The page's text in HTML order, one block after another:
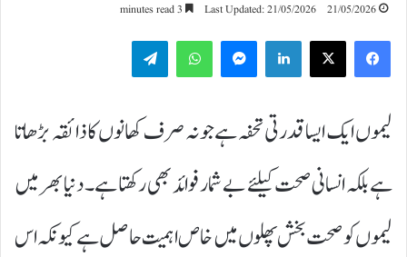
21/05/2026
Last Updated: 21/05/2026
LinkedIn
WhatsApp
لیموں ایک ایسا قدرتی تحفہ ہے جو نہ صرف کھانوں کا ذائقہ بڑھاتا
ہے بلکہ انسانی صحت کیلئے بے شمار فوائد بھی رکھتا ہے۔ دنیا بھر میں
لیموں کو صحت بخش پھلوں میں خاص اہمیت حاصل ہے کیونکہ اس